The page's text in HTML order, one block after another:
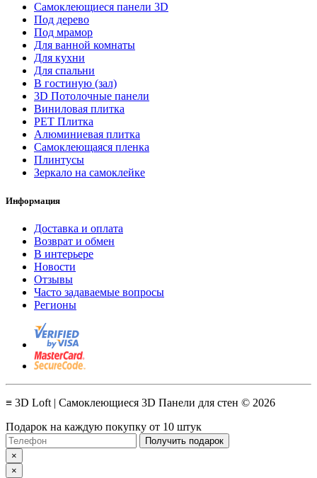
Самоклеющиеся панели 3D
Под дерево
Под мрамор
Для ванной комнаты
Для кухни
Для спальни
В гостиную (зал)
3D Потолочные панели
Виниловая плитка
PET Плитка
Алюминиевая плитка
Самоклеющаяся пленка
Плинтусы
Зеркало на самоклейке
Информация
Доставка и оплата
Возврат и обмен
В интерьере
Новости
Отзывы
Часто задаваемые вопросы
Регионы
≡ 3D Loft | Самоклеющиеся 3D Панели для стен © 2026
Подарок на каждую покупку от 10 штук
Получить подарок
×
×